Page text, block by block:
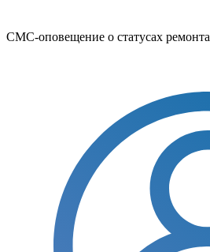
СМС-оповещение о статусах ремонта